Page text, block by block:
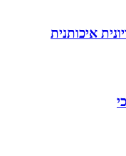
איכותנית